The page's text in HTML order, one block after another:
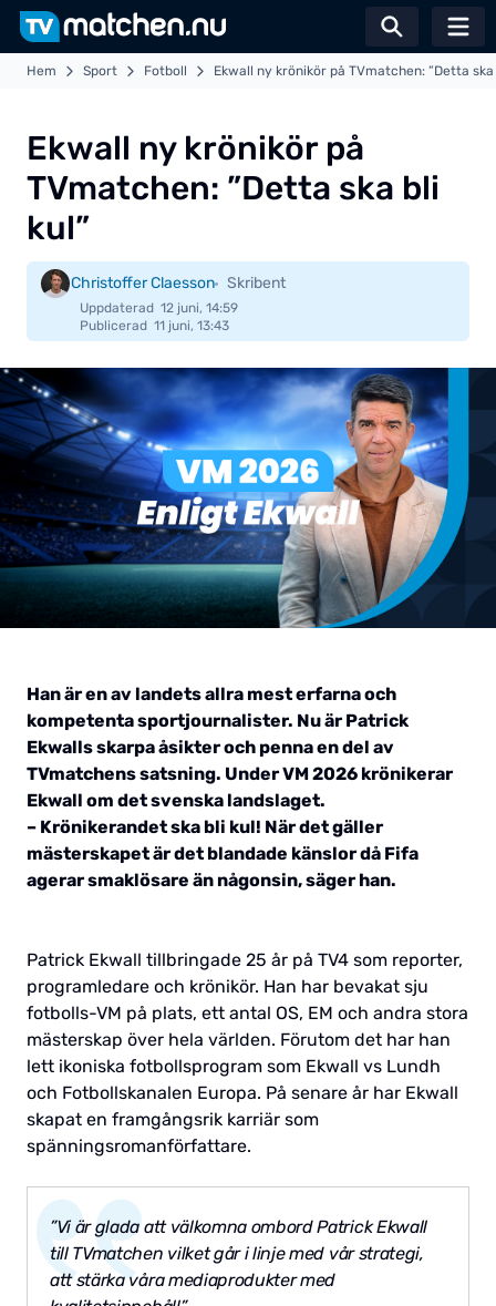
Växla
Hem Sport Fotboll Ekwall ny krönikör på TVmatchen: ”Detta ska
Ekwall ny krönikör på
TVmatchen: ”Detta ska bli
kul”
Christoffer Claesson Skribent
Uppdaterad 12 juni, 14:59
Publicerad 11 juni, 13:43
Han är en av landets allra mest erfarna och
kompetenta sportjournalister. Nu är Patrick
Ekwalls skarpa åsikter och penna en del av
TVmatchens satsning. Under VM 2026 krönikerar
Ekwall om det svenska landslaget.
– Krönikerandet ska bli kul! När det gäller
mästerskapet är det blandade känslor då Fifa
agerar smaklösare än någonsin, säger han.
Patrick Ekwall tillbringade 25 år på TV4 som reporter,
programledare och krönikör. Han har bevakat sju
fotbolls-VM på plats, ett antal OS, EM och andra stora
mästerskap över hela världen. Förutom det har han
lett ikoniska fotbollsprogram som Ekwall vs Lundh
och Fotbollskanalen Europa. På senare år har Ekwall
skapat en framgångsrik karriär som
spänningsromanförfattare.
”Vi är glada att välkomna ombord Patrick Ekwall
till TVmatchen vilket går i linje med vår strategi,
att stärka våra mediaprodukter med